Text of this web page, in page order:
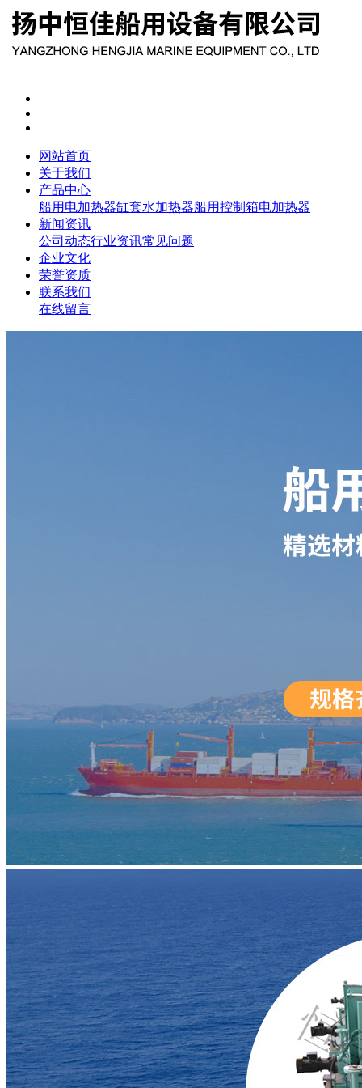
网站首页
关于我们
产品中心
船用电加热器缸套水加热器船用控制箱电加热器
新闻资讯
公司动态行业资讯常见问题
企业文化
荣誉资质
联系我们
在线留言